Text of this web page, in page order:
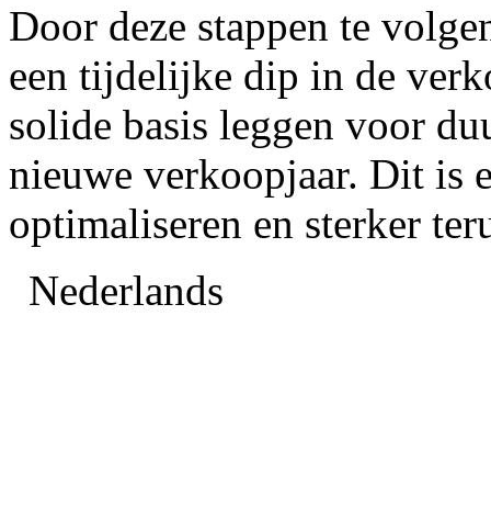
Door deze stappen te
een tijdelijke dip in de
solide basis leggen voor
nieuwe verkoopjaar. Dit is
optimaliseren en sterker
Nederlands